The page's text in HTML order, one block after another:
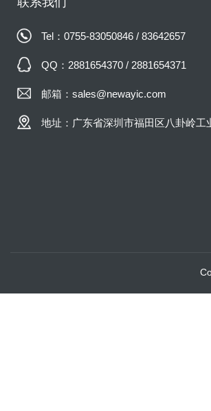
Tel：0755-83050846 / 83642657
QQ：2881654370 / 2881654371
邮箱：sales@newayic.com
地址：广东省深圳市福田区八卦岭工